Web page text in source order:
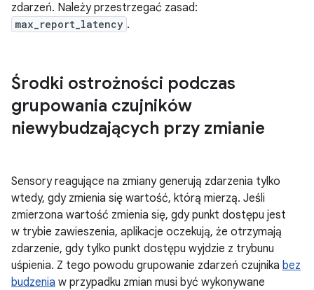
zdarzeń. Należy przestrzegać zasad:
max_report_latency .
Środki ostrożności podczas
grupowania czujników
niewybudzających przy zmianie
Sensory reagujące na zmiany generują zdarzenia tylko
wtedy, gdy zmienia się wartość, którą mierzą. Jeśli
zmierzona wartość zmienia się, gdy punkt dostępu jest
w trybie zawieszenia, aplikacje oczekują, że otrzymają
zdarzenie, gdy tylko punkt dostępu wyjdzie z trybunu
uśpienia. Z tego powodu grupowanie zdarzeń czujnika bez
budzenia w przypadku zmian musi być wykonywane